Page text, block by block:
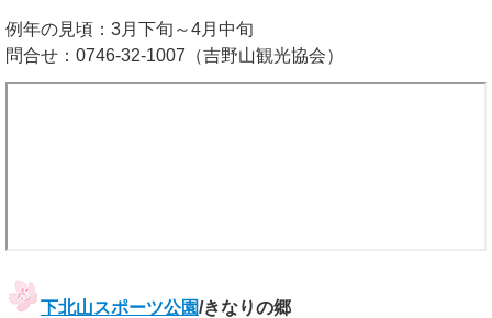
例年の見頃：3月下旬～4月中旬
問合せ：0746-32-1007（吉野山観光協会）
下北山スポーツ公園/きなりの郷